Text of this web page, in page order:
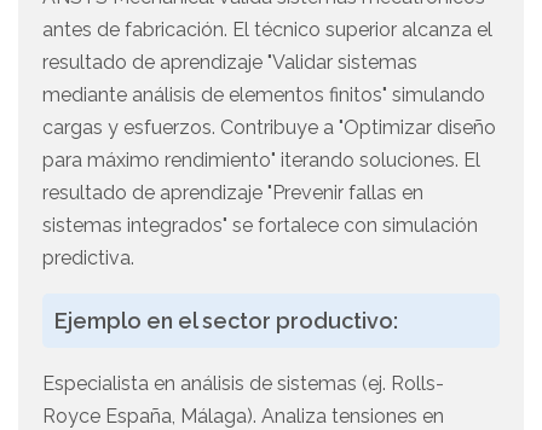
antes de fabricación. El técnico superior alcanza el
resultado de aprendizaje "Validar sistemas
mediante análisis de elementos finitos" simulando
cargas y esfuerzos. Contribuye a "Optimizar diseño
para máximo rendimiento" iterando soluciones. El
resultado de aprendizaje "Prevenir fallas en
sistemas integrados" se fortalece con simulación
predictiva.
Ejemplo en el sector productivo:
Especialista en análisis de sistemas (ej. Rolls-
Royce España, Málaga). Analiza tensiones en